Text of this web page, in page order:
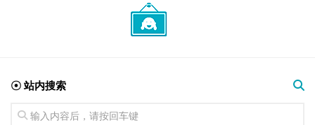
☉ 站内搜索